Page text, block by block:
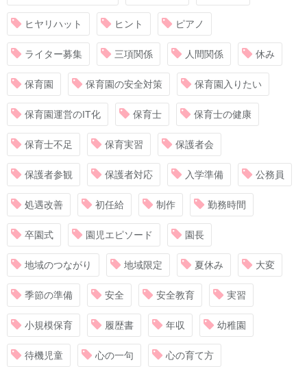
ヒヤリハット ヒント ピアノ
ライター募集 三項関係 人間関係 休み
保育園 保育園の安全対策 保育園入りたい
保育園運営のIT化 保育士 保育士の健康
保育士不足 保育実習 保護者会
保護者参観 保護者対応 入学準備 公務員
処遇改善 初任給 制作 勤務時間
卒園式 園児エピソード 園長
地域のつながり 地域限定 夏休み 大変
季節の準備 安全 安全教育 実習
小規模保育 履歴書 年収 幼稚園
待機児童 心の一句 心の育て方